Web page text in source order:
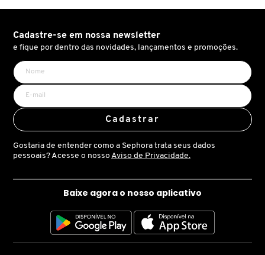
CLARINS
CLEAN RESERVE
CLINIQUE
COACH
Cadastre-se em nossa newsletter
e fique por dentro das novidades, lançamentos e promoções.
Cadastrar
Gostaria de entender como a Sephora trata seus dados
pessoais? Acesse o nosso Aviso de Privacidade.
Baixe agora o nosso aplicativo